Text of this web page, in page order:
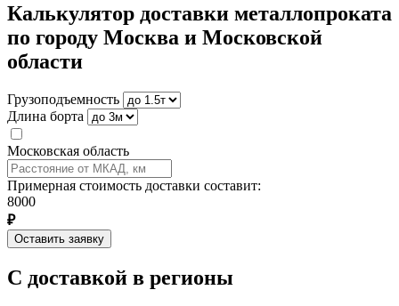
Калькулятор доставки металлопроката
по городу Москва и Московской
области
Грузоподъемность
Длина борта
Московская область
Примерная стоимость доставки составит:
8000
₽
Оставить заявку
С доставкой в регионы